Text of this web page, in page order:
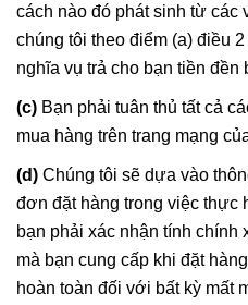
cách nào đó phát sinh từ các
chúng tôi theo điểm (a) điều
nghĩa vụ trả cho bạn tiền đền
(c) Bạn phải tuân thủ tất cả
mua hàng trên trang mạng
(d) Chúng tôi sẽ dựa vào
đơn đặt hàng trong việc thực
bạn phải xác nhận tính chính
mà bạn cung cấp khi đặt
hoàn toàn đối với bất kỳ mất